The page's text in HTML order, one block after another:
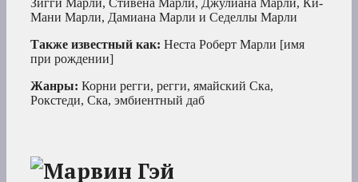
Зигги Марли, Стивена Марли, Джулиана Марли, Ки-
Мани Марли, Дамиана Марли и Седеллы Марли
Также известный как: Неста Роберт Марли [имя
при рождении]
Жанры: Корни регги, регги, ямайский Ска,
Рокстеди, Ска, эмбиентный даб